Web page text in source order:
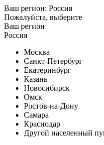
Ваш регион: Россия
Пожалуйста, выберите
Ваш регион
Россия
Москва
Санкт-Петербург
Екатеринбург
Казань
Новосибирск
Омск
Ростов-на-Дону
Самара
Краснодар
Другой населенный